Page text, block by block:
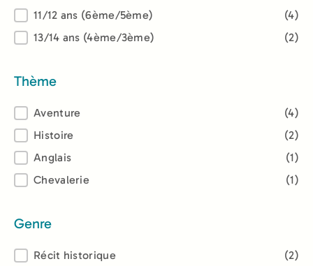
Âge11/12 ans (6ème/5ème)
(4)
13/14 ans (4ème/3ème)
(2)
Thème
Thème
Aventure
(4)
Histoire
(2)
Anglais
(1)
Chevalerie
(1)
Genre
GenreRécit historique
(2)